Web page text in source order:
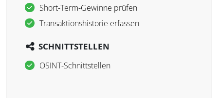
Short-Term-Gewinne prüfen
Transaktionshistorie erfassen
SCHNITTSTELLEN
OSINT-Schnittstellen